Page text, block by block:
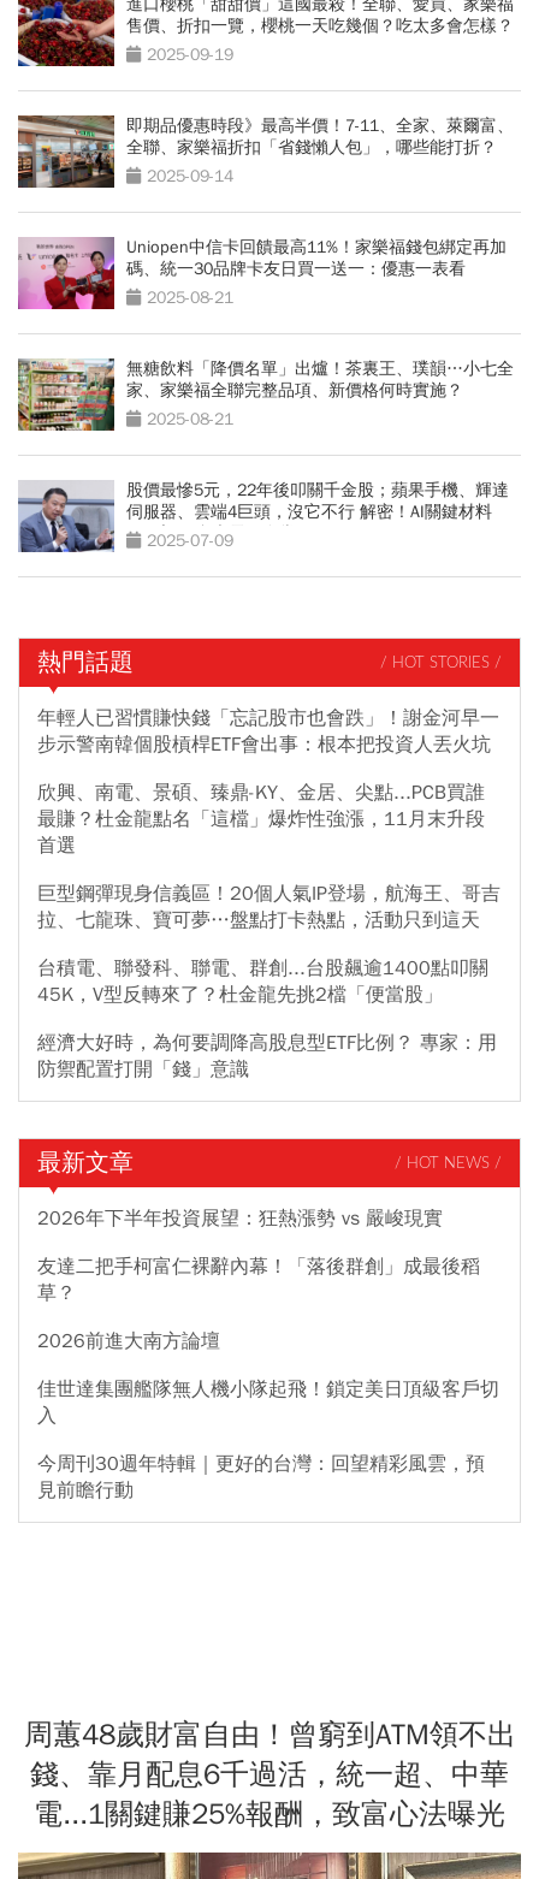
進口櫻桃「甜甜價」這國最殺！全聯、愛買、家樂福
售價、折扣一覽，櫻桃一天吃幾個？吃太多會怎樣？
2025-09-19
即期品優惠時段》最高半價！7-11、全家、萊爾富、
全聯、家樂福折扣「省錢懶人包」，哪些能打折？
2025-09-14
Uniopen中信卡回饋最高11%！家樂福錢包綁定再加
碼、統一30品牌卡友日買一送一：優惠一表看
2025-08-21
無糖飲料「降價名單」出爐！茶裏王、璞韻…小七全
家、家樂福全聯完整品項、新價格何時實施？
2025-08-21
股價最慘5元，22年後叩關千金股；蘋果手機、輝達
伺服器、雲端4巨頭，沒它不行 解密！AI關鍵材料
CCL之王 台光電鐵血掌門
2025-07-09
熱門話題 / HOT STORIES /
年輕人已習慣賺快錢「忘記股市也會跌」！謝金河早一
步示警南韓個股槓桿ETF會出事：根本把投資人丟火坑
欣興、南電、景碩、臻鼎-KY、金居、尖點...PCB買誰
最賺？杜金龍點名「這檔」爆炸性強漲，11月末升段
首選
巨型鋼彈現身信義區！20個人氣IP登場，航海王、哥吉
拉、七龍珠、寶可夢…盤點打卡熱點，活動只到這天
台積電、聯發科、聯電、群創...台股飆逾1400點叩關
45K，V型反轉來了？杜金龍先挑2檔「便當股」
經濟大好時，為何要調降高股息型ETF比例？ 專家：用
防禦配置打開「錢」意識
最新文章 / HOT NEWS /
2026年下半年投資展望：狂熱漲勢 vs 嚴峻現實
友達二把手柯富仁裸辭內幕！「落後群創」成最後稻
草？
2026前進大南方論壇
佳世達集團艦隊無人機小隊起飛！鎖定美日頂級客戶切
入
今周刊30週年特輯｜更好的台灣：回望精彩風雲，預
見前瞻行動
周蕙48歲財富自由！曾窮到ATM領不出
錢、靠月配息6千過活，統一超、中華
電...1關鍵賺25%報酬，致富心法曝光